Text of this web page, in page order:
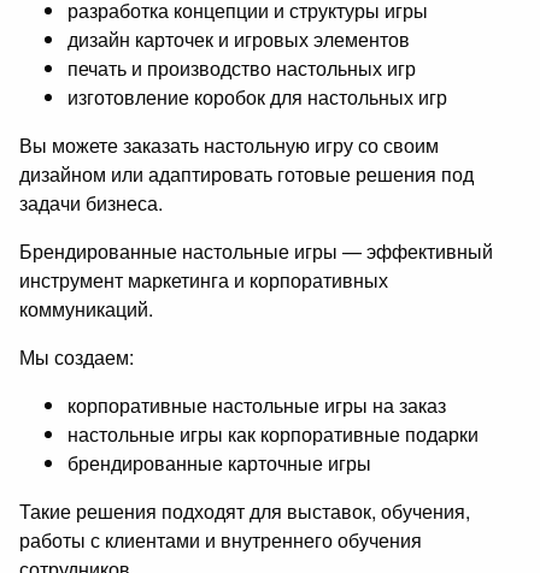
разработка концепции и структуры игры
дизайн карточек и игровых элементов
печать и производство настольных игр
изготовление коробок для настольных игр
Вы можете заказать настольную игру со своим
дизайном или адаптировать готовые решения под
задачи бизнеса.
Брендированные настольные игры — эффективный
инструмент маркетинга и корпоративных
коммуникаций.
Мы создаем:
корпоративные настольные игры на заказ
настольные игры как корпоративные подарки
брендированные карточные игры
Такие решения подходят для выставок, обучения,
работы с клиентами и внутреннего обучения